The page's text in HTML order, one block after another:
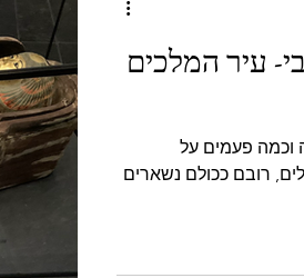
עיר המלכים
וכמה פעמים על
רובם ככולם נשארים